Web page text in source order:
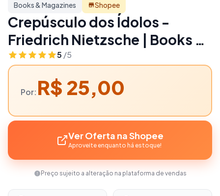
Books & Magazines Shopee
Crepúsculo dos Ídolos -
Friedrich Nietzsche | Books &
Magazines
5 /5
Por: R$ 25,00
Ver Oferta na Shopee
Aproveite enquanto há estoque!
Preço sujeito a alteração na plataforma de vendas